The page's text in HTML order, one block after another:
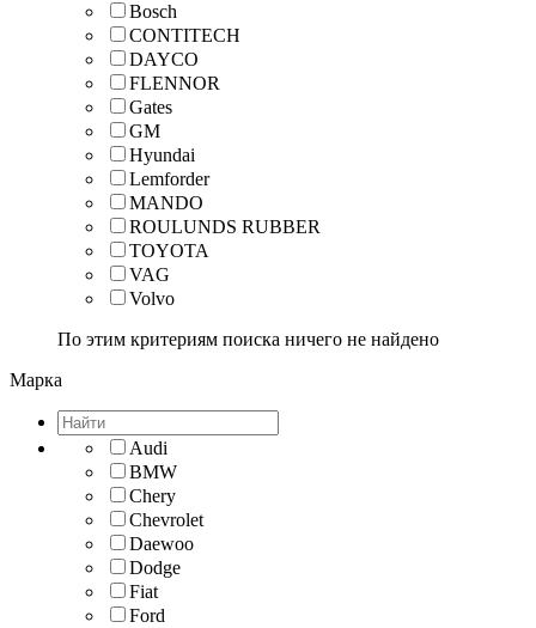
Bosch
CONTITECH
DAYCO
FLENNOR
Gates
GM
Hyundai
Lemforder
MANDO
ROULUNDS RUBBER
TOYOTA
VAG
Volvo
По этим критериям поиска ничего не найдено
Марка
Audi
BMW
Chery
Chevrolet
Daewoo
Dodge
Fiat
Ford